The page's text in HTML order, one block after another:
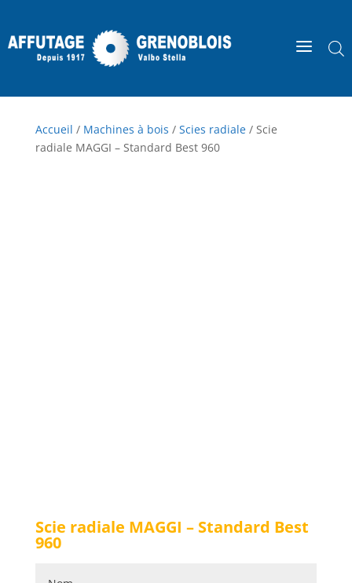
a
Accueil / Machines à bois / Scies radiale/ Scie
radiale MAGGI – Standard Best 960
Scie radiale MAGGI – Standard Best
960